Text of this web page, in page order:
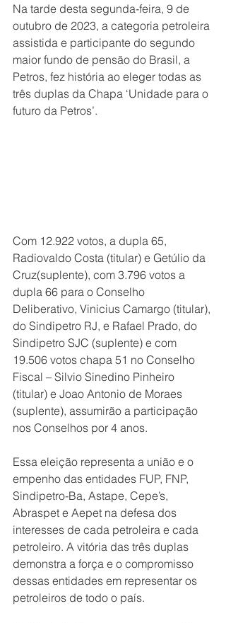
Na tarde desta segunda-feira, 9 de
outubro de 2023, a categoria petroleira
assistida e participante do segundo
maior fundo de pensão do Brasil, a
Petros, fez história ao eleger todas as
três duplas da Chapa ‘Unidade para o
futuro da Petros’.
Com 12.922 votos, a dupla 65,
Radiovaldo Costa (titular) e Getúlio da
Cruz(suplente), com 3.796 votos a
dupla 66 para o Conselho
Deliberativo, Vinicius Camargo (titular),
do Sindipetro RJ, e Rafael Prado, do
Sindipetro SJC (suplente) e com
19.506 votos chapa 51 no Conselho
Fiscal – Silvio Sinedino Pinheiro
(titular) e Joao Antonio de Moraes
(suplente), assumirão a participação
nos Conselhos por 4 anos.
Essa eleição representa a união e o
empenho das entidades FUP, FNP,
Sindipetro-Ba, Astape, Cepe’s,
Abraspet e Aepet na defesa dos
interesses de cada petroleira e cada
petroleiro. A vitória das três duplas
demonstra a força e o compromisso
dessas entidades em representar os
petroleiros de todo o país.